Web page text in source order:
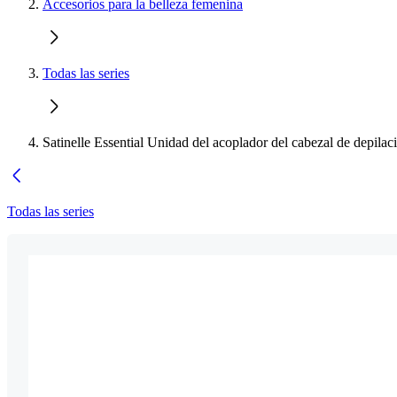
Accesorios para la belleza femenina
Todas las series
Satinelle Essential Unidad del acoplador del cabezal de
Todas las series